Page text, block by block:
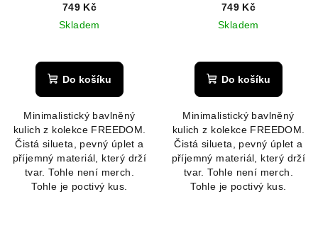
749 Kč
Skladem
Do košíku
Minimalistický bavlněný
kulich z kolekce FREEDOM.
Čistá silueta, pevný úplet a
příjemný materiál, který drží
tvar. Tohle není merch.
Tohle je poctivý kus.
749 Kč
Skladem
Do košíku
Minimalistický bavlněný
kulich z kolekce FREEDOM.
Čistá silueta, pevný úplet a
příjemný materiál, který drží
tvar. Tohle není merch.
Tohle je poctivý kus.